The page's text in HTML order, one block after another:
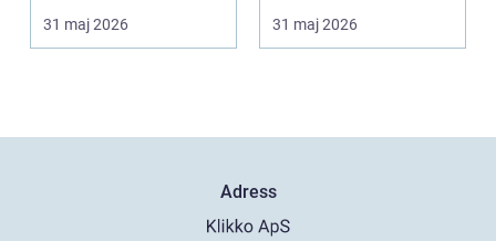
läkningsförmåga. I
31 maj 2026
utan att göra något åt
31 maj 2026
Adress